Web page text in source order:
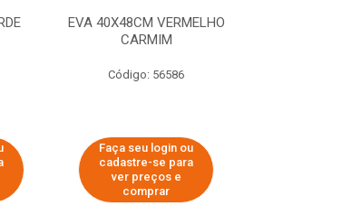
EVA 40X48CM VERMELHO
CARMIM
Código: 56586
Faça seu login ou
cadastre-se para
ver preços e
comprar